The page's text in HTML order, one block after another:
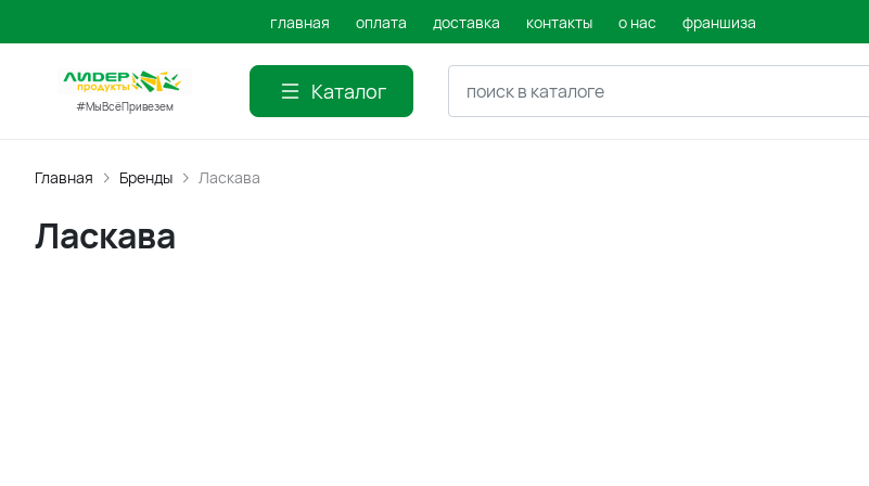
главная оплата доставка контакты о нас франшиза
#МыВсёПривезем
Каталог
Главная Бренды Ласкава
Ласкава